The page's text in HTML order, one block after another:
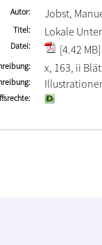
Autor Jobst,
Titel Lokale
Datei [4.42 MB]
x, 163, ii